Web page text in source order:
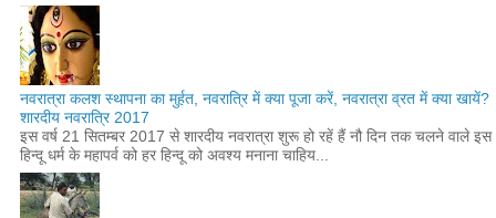
नवरात्रा कलश स्थापना का मुर्हत, नवरात्रि में क्या पूजा करें, नवरात्रा व्रत में क्या खायें?
शारदीय नवरात्रि 2017
इस वर्ष 21 सितम्बर 2017 से शारदीय नवरात्रा शुरू हो रहें हैं नौ दिन तक चलने वाले इस
हिन्दू धर्म के महापर्व को हर हिन्दू को अवश्य मनाना चाहिय...